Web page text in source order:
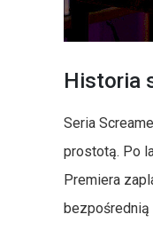
Historia
Seria
prostotą. Po
Premiera
bezpośrednią